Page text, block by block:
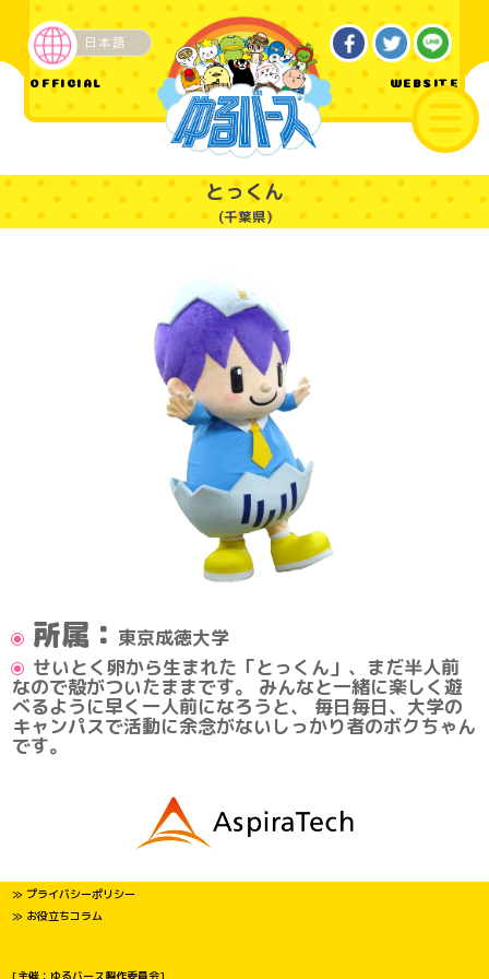
OFFICIAL WEBSITE
日本語
企業・その他
とっくん
(千葉県)
所属： 東京成徳大学
せいとく卵から生まれた「とっくん」、まだ半人前
なので殻がついたままです。 みんなと一緒に楽しく遊
べるように早く一人前になろうと、 毎日毎日、大学の
キャンパスで活動に余念がないしっかり者のボクちゃん
です。
≫ プライバシーポリシー
≫ お役立ちコラム
[主催：ゆるバース製作委員会]